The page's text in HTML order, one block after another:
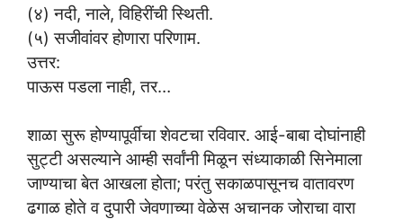
(४) नदी, नाले, विहिरींची स्थिती.
(५) सजीवांवर होणारा परिणाम.
उत्तर:
पाऊस पडला नाही, तर…
शाळा सुरू होण्यापूर्वीचा शेवटचा रविवार. आई-बाबा दोघांनाही
सुट्टी असल्याने आम्ही सर्वांनी मिळून संध्याकाळी सिनेमाला
जाण्याचा बेत आखला होता; परंतु सकाळपासूनच वातावरण
ढगाळ होते व दुपारी जेवणाच्या वेळेस अचानक जोराचा वारा